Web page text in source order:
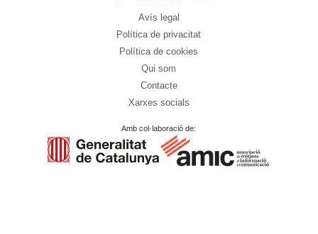
Avís legal
Política de privacitat
Política de cookies
Qui som
Contacte
Xarxes socials
Amb col·laboració de: